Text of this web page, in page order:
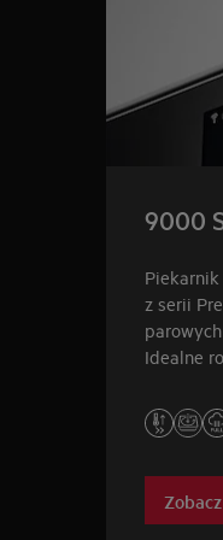
9000
z serii
Idealne